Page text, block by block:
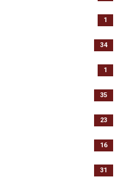
1
34
1
35
23
16
31